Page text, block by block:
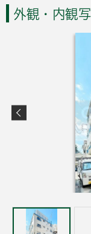
外観・内観